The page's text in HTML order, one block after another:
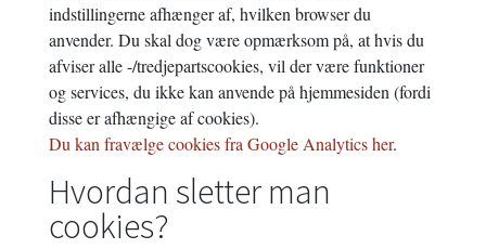
indstillingerne afhænger af, hvilken browser du
anvender. Du skal dog være opmærksom på, at hvis du
afviser alle -/tredjepartscookies, vil der være funktioner
og services, du ikke kan anvende på hjemmesiden (fordi
disse er afhængige af cookies).
Du kan fravælge cookies fra Google Analytics her.
Hvordan sletter man
cookies?